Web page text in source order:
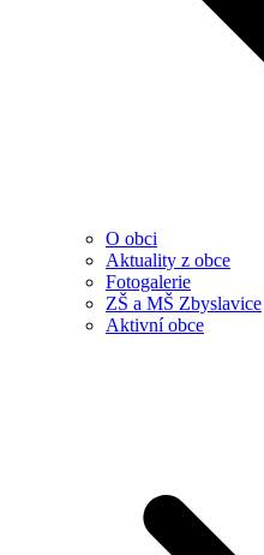
O obci
Aktuality z obce
Fotogalerie
ZŠ a MŠ Zbyslavice
Aktivní obce